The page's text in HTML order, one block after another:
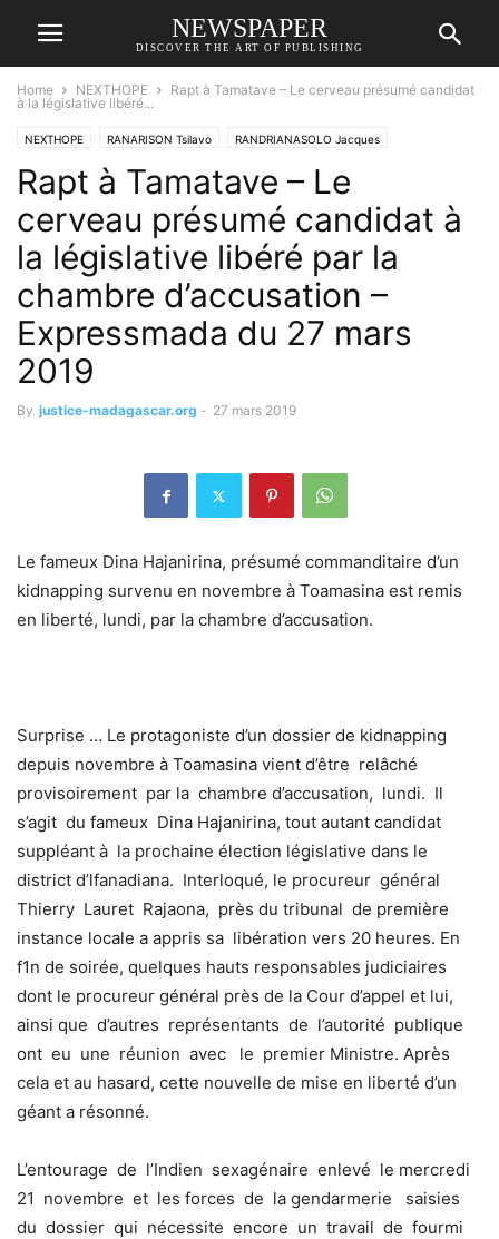
NEWSPAPER
DISCOVER THE ART OF PUBLISHING
Home NEXTHOPE
Rapt à Tamatave – Le cerveau présumé candidat
à la législative libéré...
NEXTHOPE RANARISON Tsilavo RANDRIANASOLO Jacques
Rapt à Tamatave – Le
cerveau présumé candidat à
la législative libéré par la
chambre d’accusation –
Expressmada du 27 mars
2019
By justice-madagascar.org - 27 mars 2019
Le fameux Dina Hajanirina, présumé commanditaire d’un
kidnapping survenu en novembre à Toamasina est remis
en liberté, lundi, par la chambre d’accusation.
Surprise … Le protagoniste d’un dossier de kidnapping
depuis novembre à Toamasina vient d’être relâché
provisoirement par la chambre d’accusation, lundi. Il
s’agit du fameux Dina Hajanirina, tout autant candidat
suppléant à la prochaine élection législative dans le
district d’lfanadiana. Interloqué, le procureur général
Thierry Lauret Rajaona, près du tribunal de première
instance locale a appris sa libération vers 20 heures. En
f1n de soirée, quelques hauts responsables judiciaires
dont le procureur général près de la Cour d’appel et lui,
ainsi que d’autres représentants de l’autorité publique
ont eu une réunion avec le premier Ministre. Après
cela et au hasard, cette nouvelle de mise en liberté d’un
géant a résonné.
L’entourage de l’Indien sexagénaire enlevé le mercredi
21 novembre et les forces de la gendarmerie saisies
du dossier qui nécessite encore un travail de fourmi